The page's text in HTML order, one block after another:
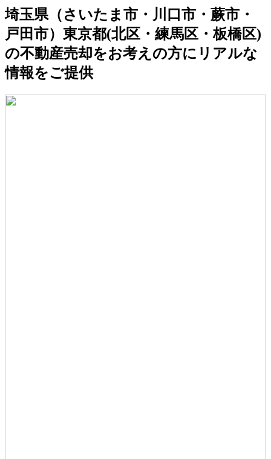
埼玉県（さいたま市・川口市・蕨市・
戸田市）東京都(北区・練馬区・板橋区)
の不動産売却をお考えの方にリアルな
情報をご提供